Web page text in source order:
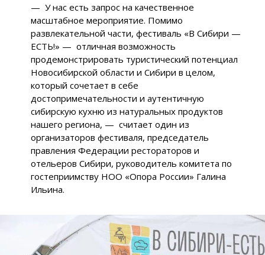
— У нас есть запрос на качественное
масштабное мероприятие. Помимо
развлекательной части, фестиваль «В Сибири —
ЕСТЬ!» — отличная возможность
продемонстрировать туристический потенциал
Новосибирской области и Сибири в целом,
который сочетает в себе
достопримечательности и аутентичную
сибирскую кухню из натуральных продуктов
нашего региона, — считает один из
организаторов фестиваля, председатель
правления Федерации рестораторов и
отельеров Сибири, руководитель комитета по
гостеприимству НОО «Опора России» Галина
Ильина.